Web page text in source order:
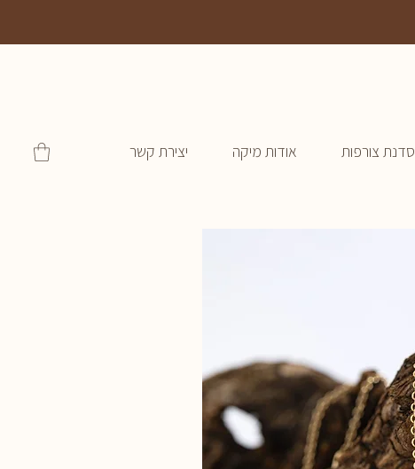
סדנת צורפות אודות מיקה יצירת קשר